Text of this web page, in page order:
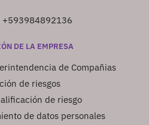
+593984892136
DE LA EMPRESA
de Compañias
de riesgos
de riesgo
de datos personales